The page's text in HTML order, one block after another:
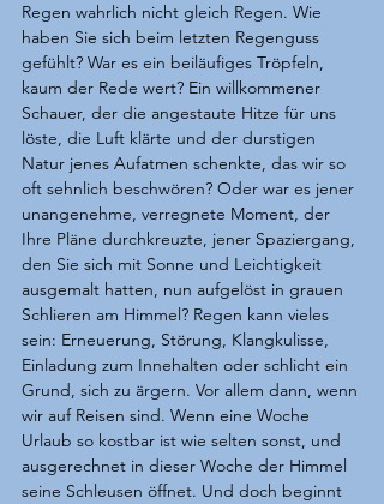
Regen wahrlich nicht gleich Regen. Wie
haben Sie sich beim letzten Regenguss
gefühlt? War es ein beiläufiges Tröpfeln,
kaum der Rede wert? Ein willkommener
Schauer, der die angestaute Hitze für uns
löste, die Luft klärte und der durstigen
Natur jenes Aufatmen schenkte, das wir so
oft sehnlich beschwören? Oder war es jener
unangenehme, verregnete Moment, der
Ihre Pläne durchkreuzte, jener Spaziergang,
den Sie sich mit Sonne und Leichtigkeit
ausgemalt hatten, nun aufgelöst in grauen
Schlieren am Himmel? Regen kann vieles
sein: Erneuerung, Störung, Klangkulisse,
Einladung zum Innehalten oder schlicht ein
Grund, sich zu ärgern. Vor allem dann, wenn
wir auf Reisen sind. Wenn eine Woche
Urlaub so kostbar ist wie selten sonst, und
ausgerechnet in dieser Woche der Himmel
seine Schleusen öffnet. Und doch beginnt